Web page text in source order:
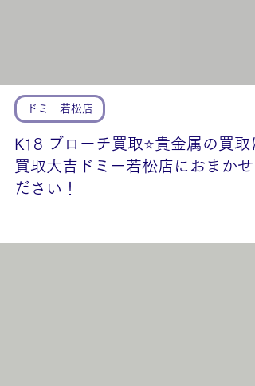
ドミー若松店
K18 ブローチ買取⭐️貴金属の買取
買取大吉ドミー若松店におまかせ